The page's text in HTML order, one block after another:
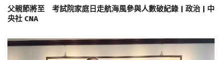
父親節將至 考試院家庭日走航海風參與人數破紀錄 | 政治 | 中
央社 CNA